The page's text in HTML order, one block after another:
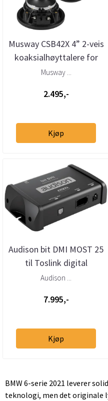
Musway CSB42X 4” 2-veis
koaksialhøyttalere for
BMW/Mini
Musway ...
2.495,-
Kjøp
Audison bit DMI MOST 25
til Toslink digital
interface
Audison ...
7.995,-
Kjøp
BMW 6-serie 2021 leverer
teknologi, men det originale